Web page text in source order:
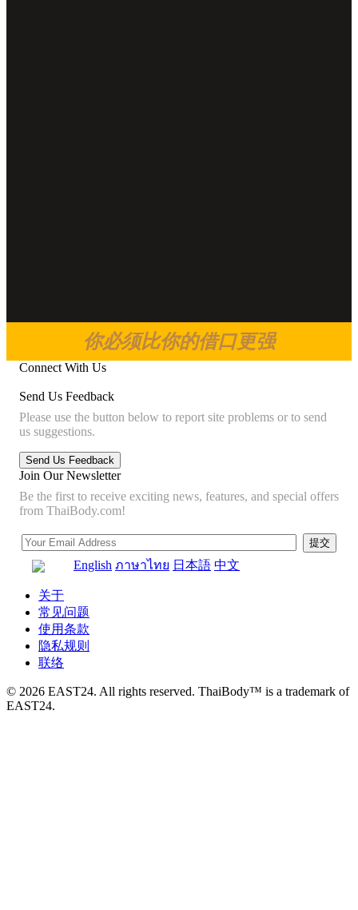
你必须比你的借口更强
Connect With Us
Send Us Feedback
Please use the button below to report site problems or to send
us suggestions.
Join Our Newsletter
Be the first to receive exciting news, features, and special offers
from ThaiBody.com!
English ภาษาไทย 日本語 中文
关于
常见问题
使用条款
隐私规则
联络
© 2026 EAST24. All rights reserved. ThaiBody™ is a trademark of
EAST24.